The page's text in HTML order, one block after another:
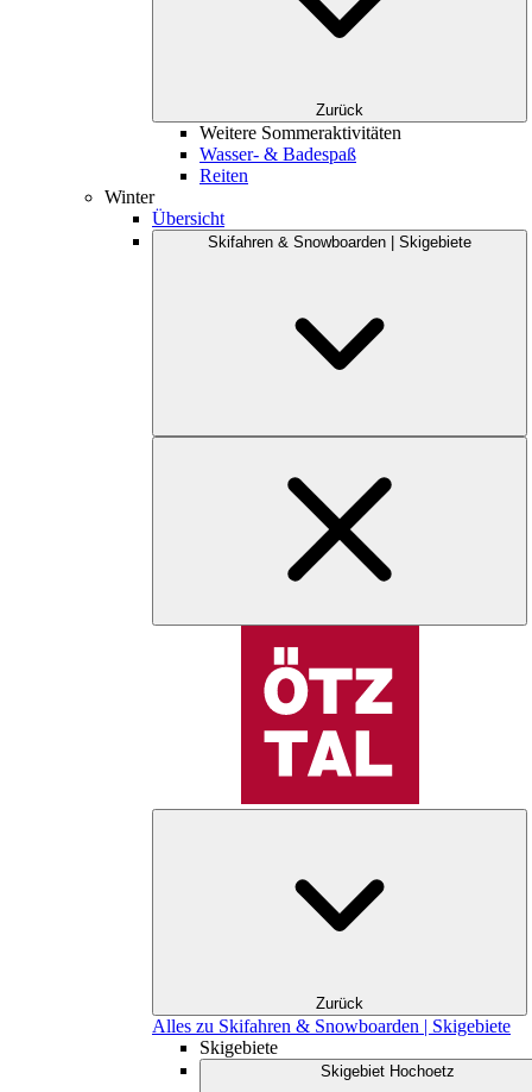
Zurück
Weitere Sommeraktivitäten
Wasser- & Badespaß
Reiten
Winter
Übersicht
Skifahren & Snowboarden | Skigebiete
Zurück
Alles zu Skifahren & Snowboarden | Skigebiete
Skigebiete
Skigebiet Hochoetz